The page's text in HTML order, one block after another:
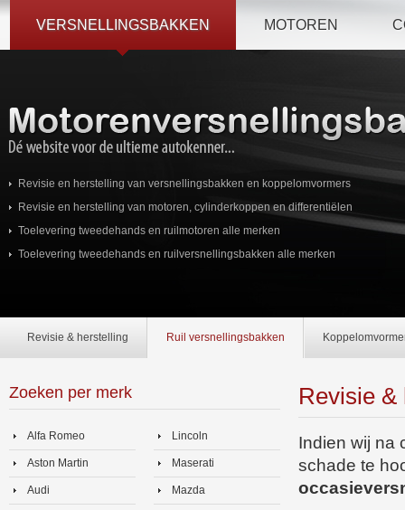
VERSNELLINGSBAKKEN MOTOREN
Revisie en herstelling van versnellingsbakken en koppelomvormers
Revisie en herstelling van motoren, cylinderkoppen en differentiëlen
Toelevering tweedehands en ruilmotoren alle merken
Toelevering tweedehands en ruilversnellingsbakken alle merken
Revisie & herstelling Ruil versnellingsbakken
Zoeken per merk
Alfa Romeo
Aston Martin
Audi
Lincoln
Maserati
Mazda
Revisie &
Indien wij na
schade te